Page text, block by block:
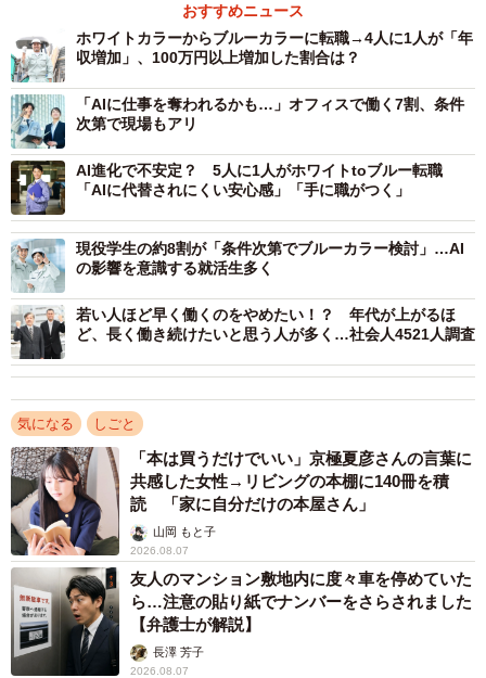
3/7
【年代別】60歳以降も現在の職種で働き続けられると思うか（提供画
「働き続けられる」と回答した割合を年代別で見ると、
「50代」（43.8％）が最も高くなり、長年現場の最前線で
培ってきた高度なスキルや、豊富な経験、専門知識がある
からこそ、「年齢を重ねても十分に貢献できる」「まだま
だ現役でやれる」という強い自信と誇りを持っていること
がうかがえました。
おすすめニュース
ホワイトカラーからブルーカラーに転職→4人に1人が「年
収増加」、100万円以上増加した割合は？
「AIに仕事を奪われるかも…」オフィスで働く7割、条件
次第で現場もアリ
AI進化で不安定？ 5人に1人がホワイトtoブルー転職
「AIに代替されにくい安心感」「手に職がつく」
現役学生の約8割が「条件次第でブルーカラー検討」…AI
の影響を意識する就活生多く
若い人ほど早く働くのをやめたい！？ 年代が上がるほ
ど、長く働き続けたいと思う人が多く…社会人4521人調査
気になる しごと
「本は買うだけでいい」京極夏彦さんの言葉に
共感した女性→リビングの本棚に140冊を積
読 「家に自分だけの本屋さん」
山岡 もと子
2026.08.07
友人のマンション敷地内に度々車を停めていた
ら…注意の貼り紙でナンバーをさらされました
【弁護士が解説】
長澤 芳子
2026.08.07